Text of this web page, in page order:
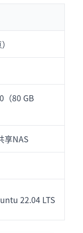
（80 GB
享NAS
22.04 LTS